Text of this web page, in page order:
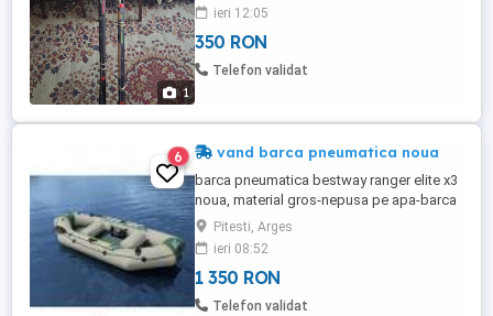
1
ieri 12:05
350 RON
Telefon validat
6 vand barca pneumatica noua
barca pneumatica bestway ranger elite x3
noua, material gros-nepusa pe apa-barca
vine insotita de vasle, franghie de
siguranta , pompa, scaune gonflabile
geanta transport, cutie originala, O vand
ca am primit-o cadou si nu o folosesc
Pitesti, Arges
ieri 08:52
1 350 RON
Telefon validat